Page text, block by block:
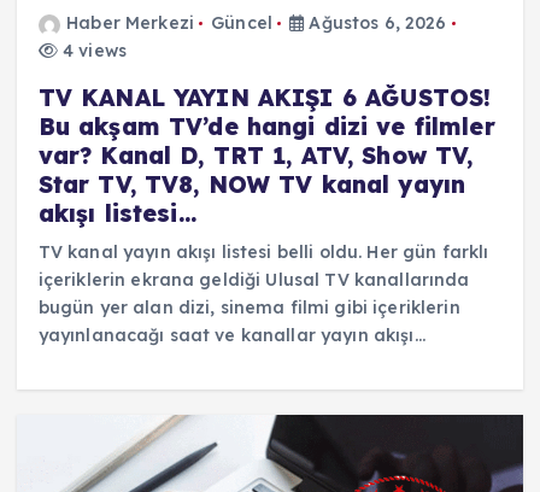
Haber Merkezi Güncel
Ağustos 6, 2026
4 views
TV KANAL YAYIN AKIŞI 6 AĞUSTOS!
Bu akşam TV’de hangi dizi ve filmler
var? Kanal D, TRT 1, ATV, Show TV,
Star TV, TV8, NOW TV kanal yayın
akışı listesi…
TV kanal yayın akışı listesi belli oldu. Her gün farklı
içeriklerin ekrana geldiği Ulusal TV kanallarında
bugün yer alan dizi, sinema filmi gibi içeriklerin
yayınlanacağı saat ve kanallar yayın akışı…